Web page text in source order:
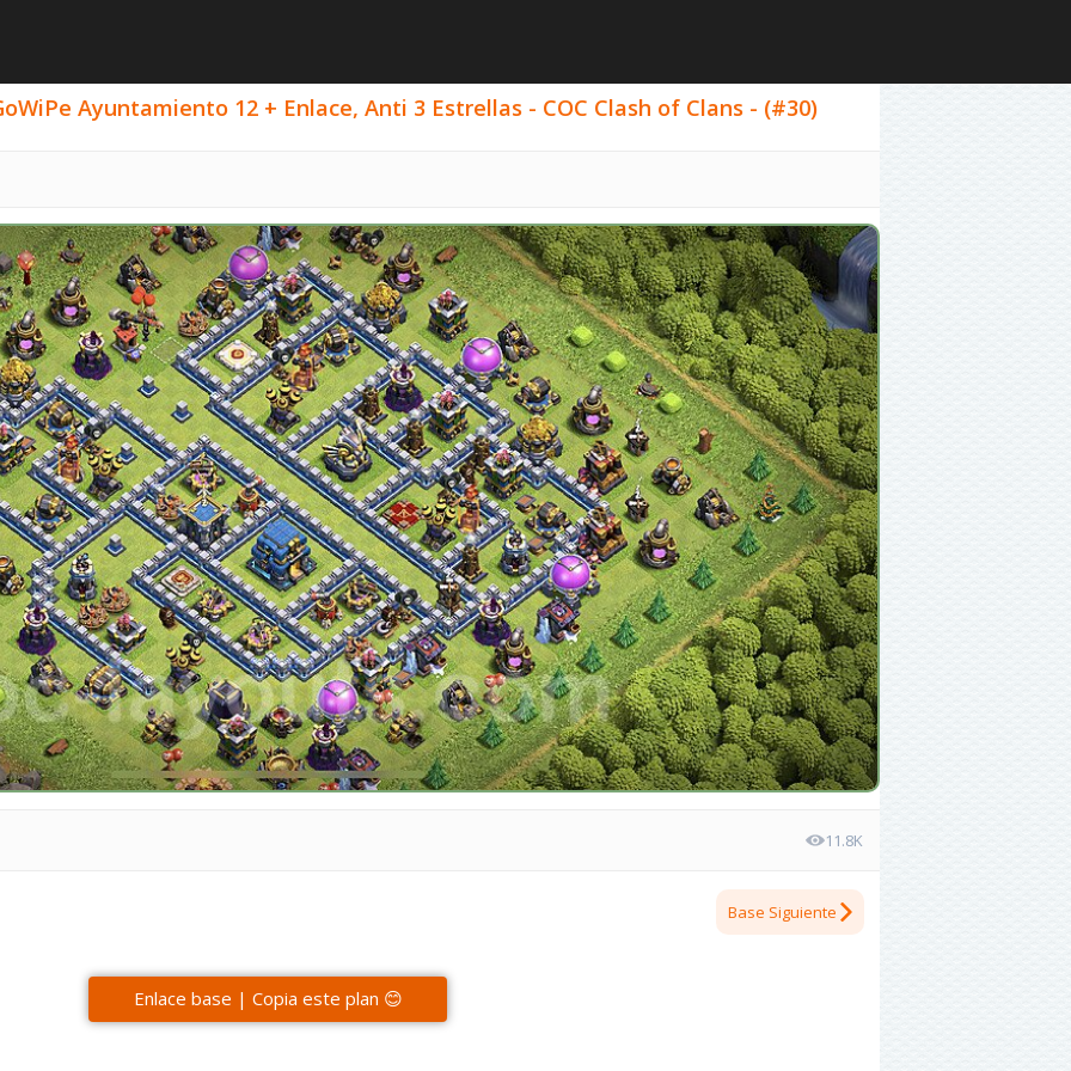
Ayuntamiento 12 + Enlace, Anti 3 Estrellas - COC Clash of Clans - (#30)
11.8K
Base Siguiente
Enlace base | Copia este plan 😊